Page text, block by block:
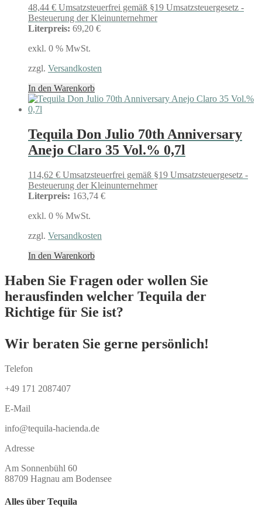
48,44 € Umsatzsteuerfrei gemäß §19 Umsatzsteuergesetz -
Besteuerung der Kleinunternehmer
Literpreis: 69,20 €
exkl. 0 % MwSt.
zzgl. Versandkosten
In den Warenkorb
Tequila Don Julio 70th Anniversary
Anejo Claro 35 Vol.% 0,7l
114,62 € Umsatzsteuerfrei gemäß §19 Umsatzsteuergesetz -
Besteuerung der Kleinunternehmer
Literpreis: 163,74 €
exkl. 0 % MwSt.
zzgl. Versandkosten
In den Warenkorb
Haben Sie Fragen oder wollen Sie
herausfinden welcher Tequila der
Richtige für Sie ist?
Wir beraten Sie gerne persönlich!
Telefon
+49 171 2087407
E-Mail
info@tequila-hacienda.de
Adresse
Am Sonnenbühl 60
88709 Hagnau am Bodensee
Alles über Tequila